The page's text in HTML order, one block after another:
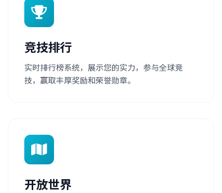
竞技排行
实时排行榜系统，展示您的实力，参与全球竞
技，赢取丰厚奖励和荣誉勋章。
开放世界